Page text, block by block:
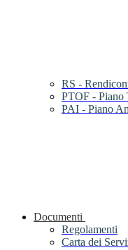
RS -
PTOF - Piano
PAI - Piano
Documenti
Regolamenti
Carta dei